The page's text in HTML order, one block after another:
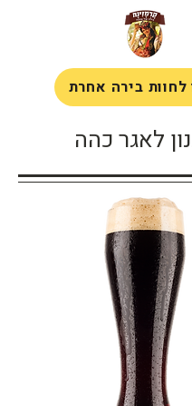
לחוות בירה אחרת
לאגר כהה